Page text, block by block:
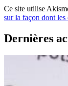
Ce site utilise
sur la façon dont les
Dernières